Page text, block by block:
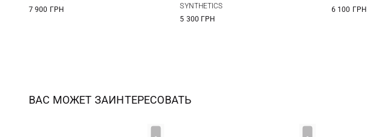
7 900 ГРН
45
SYNTHETICS
5 300 ГРН
6 100 ГРН
ВАС МОЖЕТ ЗАИНТЕРЕСОВАТЬ